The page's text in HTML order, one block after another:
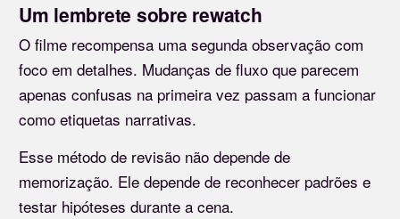
Um lembrete sobre rewatch
O filme recompensa uma segunda observação com
foco em detalhes. Mudanças de fluxo que parecem
apenas confusas na primeira vez passam a funcionar
como etiquetas narrativas.
Esse método de revisão não depende de
memorização. Ele depende de reconhecer padrões e
testar hipóteses durante a cena.